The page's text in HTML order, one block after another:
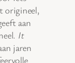
origineel,
aan
It
jaren